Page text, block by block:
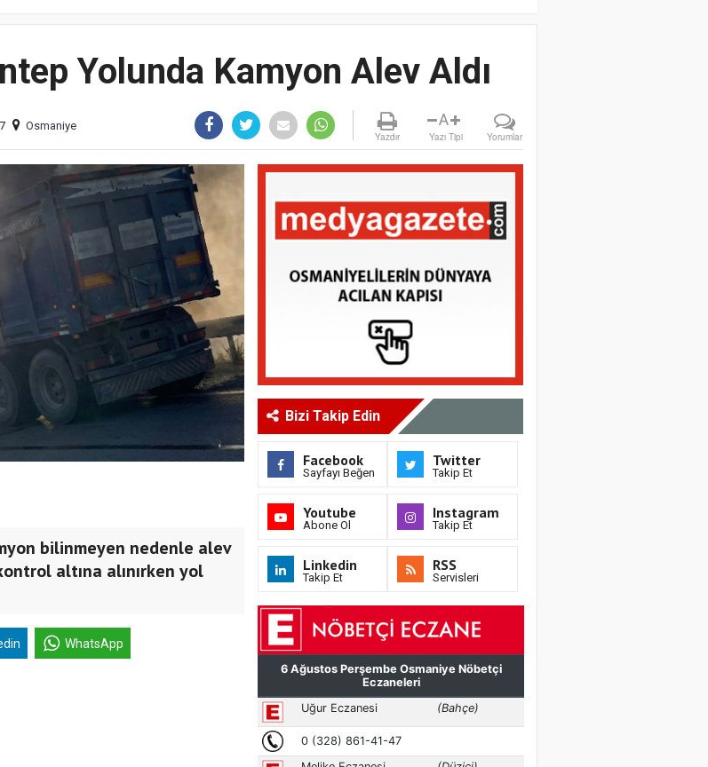
Yolunda Kamyon Alev Aldı
Osmaniye
Yazdır
A
Yazı Tipi Yorumlar
bilinmeyen nedenle alev
altına alınırken yol
WhatsApp
Bizi Takip Edin
Facebook
Sayfayı Beğen
Twitter
Takip Et
Youtube
Abone Ol
Instagram
Takip Et
Linkedin
Takip Et
RSS
Servisleri